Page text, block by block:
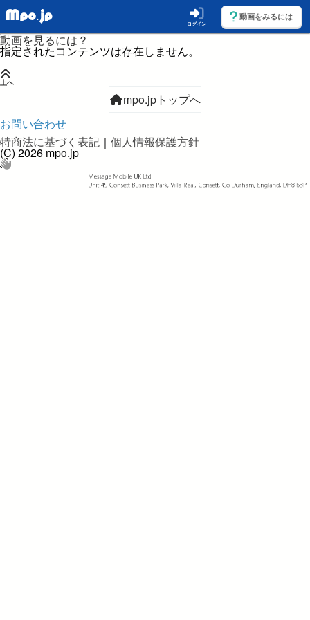
ログイン
動画をみるには
動画を見るには？
指定されたコンテンツは存在しません。
上へ
mpo.jpトップへ
お問い合わせ
特商法に基づく表記 ｜ 個人情報保護方針
(C) 2026 mpo.jp